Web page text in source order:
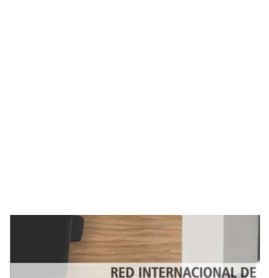
Imagen de portada